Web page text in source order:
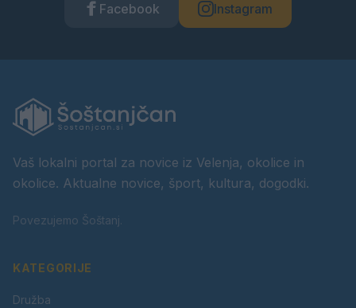
Facebook Instagram
Vaš lokalni portal za novice iz Velenja, okolice in
okolice. Aktualne novice, šport, kultura, dogodki.
Povezujemo Šoštanj.
KATEGORIJE
Družba